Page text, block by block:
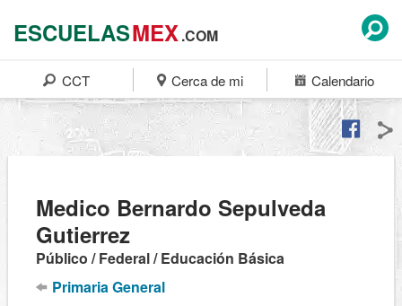
ESCUELASMEX.COM
CCT Cerca de mi Calendario
Medico Bernardo Sepulveda
Gutierrez
Público / Federal / Educación Básica
Primaria General